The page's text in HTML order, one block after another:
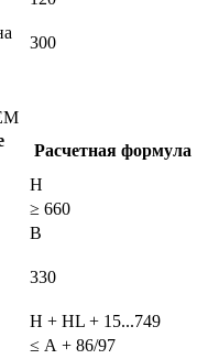
300
Расчетная формула
H
≥ 660
B
330
H + HL + 15...749
≤ А + 86/97